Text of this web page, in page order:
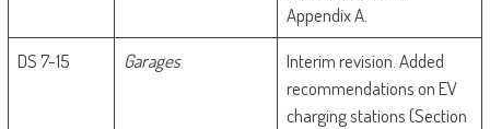
Appendix A.
DS 7-15
Garages
Interim revision. Added
recommendations on EV
charging stations (Section